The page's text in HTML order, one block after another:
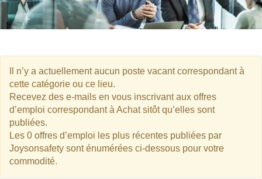
Il n’y a actuellement aucun poste vacant correspondant à
cette catégorie ou ce lieu.
Recevez des e-mails en vous inscrivant aux offres
d’emploi correspondant à Achat sitôt qu’elles sont
publiées.
Les 0 offres d’emploi les plus récentes publiées par
Joysonsafety sont énumérées ci-dessous pour votre
commodité.